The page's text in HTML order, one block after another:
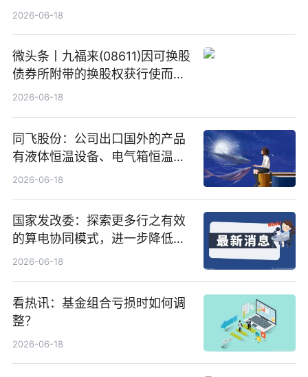
2026-06-18
微头条丨九福来(08611)因可换股
债券所附带的换股权获行使而发
行5200万股
2026-06-18
同飞股份：公司出口国外的产品
有液体恒温设备、电气箱恒温装
置、纯水冷却单元和特种换热器
2026-06-18
国家发改委：探索更多行之有效
的算电协同模式，进一步降低网
络传输时延_最资讯
2026-06-18
看热讯：基金组合亏损时如何调
整？
2026-06-18